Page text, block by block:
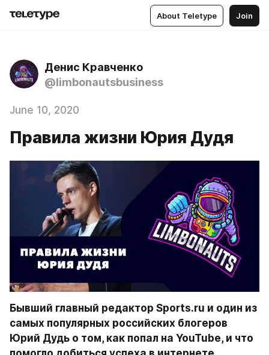
About Teletype Join
Денис Кравченко
@limbonautsbusiness
June 10, 2020
Правила жизни Юрия Дудя
Бывший главный редактор Sports.ru и один из
самых популярных российских блогеров
Юрий Дудь о том, как попал на YouTube, и что